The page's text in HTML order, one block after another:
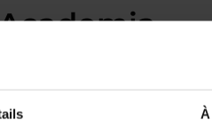
que vous souhaitez